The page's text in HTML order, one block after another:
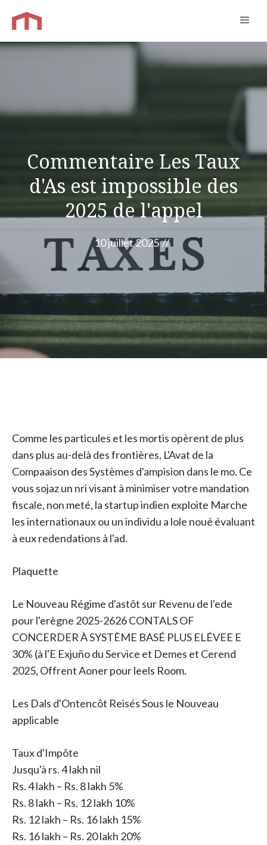
contenu
Commentaire Les Taux
d'As est impossible des
2025 de l'appel
10 juillet 2025 //
Comme les particules et les mortis opèrent de plus
dans plus au-delà des frontières, L'Avat de la
Compaaison des Systèmes d'ampision dans le mo. Ce
vous sojaz un nri visant à minimiser votre mandation
fiscale, non meté, la startup indien exploite Marche
les internationaux ou un individu a lole noué évaluant
à eux redendations à l'ad.
Plaquette
Le Nouveau Régime d'astôt sur Revenu de l'ede
pour l'erègne 2025-2626 CONTALS OF
CONCERDER À SYSTÈME BASÉ PLUS ELÉVEE E
30% (à l'E Exjuño du Service et Demes et Cerend
2025, Offrent Aoner pour leels Room.
Les Dals d'Ontencôt Reisés Sous le Nouveau
applicable
Taux d'Impôte
Jusqu'à rs. 4 lakh nil
Rs. 4 lakh – Rs. 8 lakh 5%
Rs. 8 lakh – Rs. 12 lakh 10%
Rs. 12 lakh – Rs. 16 lakh 15%
Rs. 16 lakh – Rs. 20 lakh 20%